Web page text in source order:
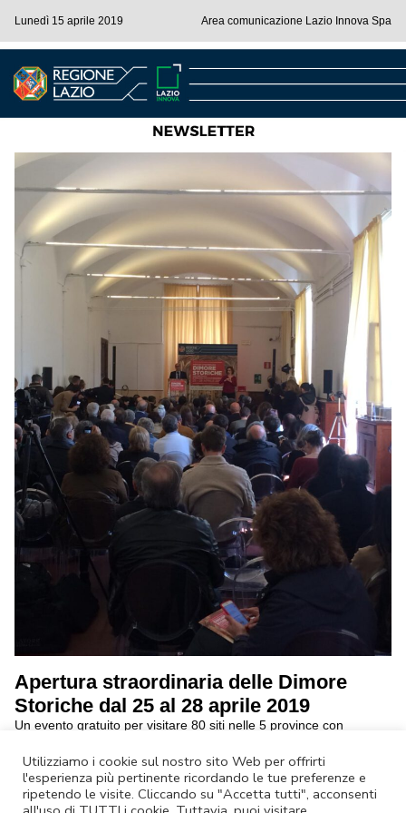
Utilizziamo i cookie sul nostro sito Web per offrirti
l'esperienza più pertinente ricordando le tue preferenze e
ripetendo le visite. Cliccando su "Accetta tutti", acconsenti
Lunedì 15 aprile 2019 Area comunicazione Lazio Innova Spa
Apertura straordinaria delle Dimore
Storiche dal 25 al 28 aprile 2019
Un evento gratuito per visitare 80 siti nelle 5 province con
continua a leggere
Annulla Iscrizione| Privacy Policy